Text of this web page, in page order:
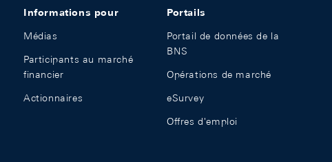
Informations pour
Médias
Participants au marché
financier
Actionnaires
Portails
Portail de données de la
BNS
Opérations de marché
eSurvey
Offres d'emploi